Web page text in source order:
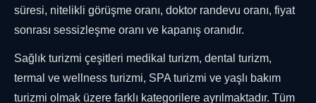
süresi, nitelikli görüşme oranı, doktor randevu oranı, fiyat
sonrası sessizleşme oranı ve kapanış oranıdır.
Sağlık turizmi çeşitleri medikal turizm, dental turizm,
termal ve wellness turizmi, SPA turizmi ve yaşlı bakım
turizmi olmak üzere farklı kategorilere ayrılmaktadır. Tüm